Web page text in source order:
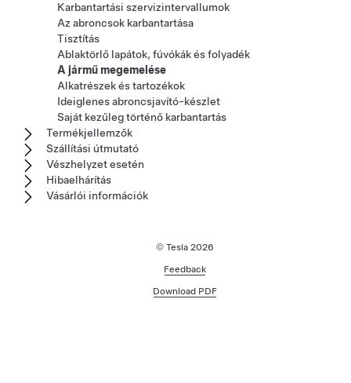
Karbantartási szervizintervallumok
Az abroncsok karbantartása
Tisztítás
Ablaktörlő lapátok, fúvókák és folyadék
A jármű megemelése
Alkatrészek és tartozékok
Ideiglenes abroncsjavító-készlet
Saját kezűleg történő karbantartás
Termékjellemzők
Szállítási útmutató
Vészhelyzet esetén
Hibaelhárítás
Vásárlói információk
© Tesla 2026
Feedback
Download PDF